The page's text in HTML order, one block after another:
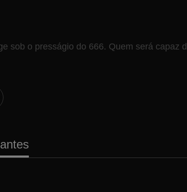
sob o presságio do 666. Quem será capaz